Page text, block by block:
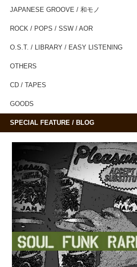
JAPANESE GROOVE / 和モノ
ROCK / POPS / SSW / AOR
O.S.T. / LIBRARY / EASY LISTENING
OTHERS
CD / TAPES
GOODS
SPECIAL FEATURE / BLOG